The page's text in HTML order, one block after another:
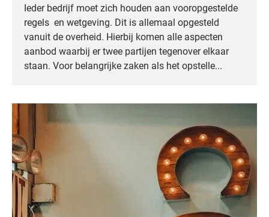
Ieder bedrijf moet zich houden aan vooropgestelde
regels en wetgeving. Dit is allemaal opgesteld
vanuit de overheid. Hierbij komen alle aspecten
aanbod waarbij er twee partijen tegenover elkaar
staan. Voor belangrijke zaken als het opstelle...